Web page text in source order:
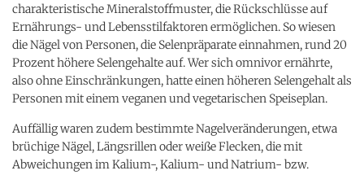
charakteristische Mineralstoffmuster, die Rückschlüsse auf
Ernährungs- und Lebensstilfaktoren ermöglichen. So wiesen
die Nägel von Personen, die Selenpräparate einnahmen, rund 20
Prozent höhere Selengehalte auf. Wer sich omnivor ernährte,
also ohne Einschränkungen, hatte einen höheren Selengehalt als
Personen mit einem veganen und vegetarischen Speiseplan.
Auffällig waren zudem bestimmte Nagelveränderungen, etwa
brüchige Nägel, Längsrillen oder weiße Flecken, die mit
Abweichungen im Kalium-, Kalium- und Natrium- bzw.